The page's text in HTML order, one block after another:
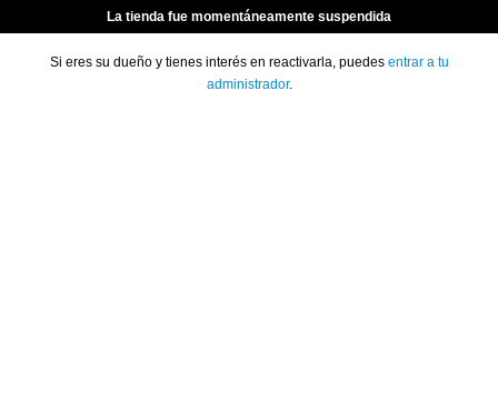
La tienda fue momentáneamente suspendida
Si eres su dueño y tienes interés en reactivarla, puedes entrar a tu
administrador.